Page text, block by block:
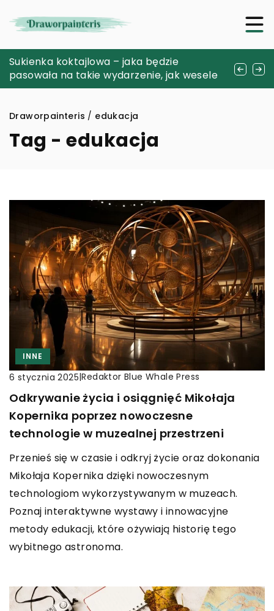
Jak wybrać odpowiedni sprzęt wędkarski:
Kluczowe czynniki do rozważenia
Sukienka koktajlowa – jaka będzie
pasowała na takie wydarzenie, jak wesele
Jak naturalne eliksiry mogą poprawić
kondycję włosów
Draworpainteris / edukacja
Tag - edukacja
INNE
6 stycznia 2025|Redaktor Blue Whale Press
Odkrywanie życia i osiągnięć Mikołaja
Kopernika poprzez nowoczesne
technologie w muzealnej przestrzeni
Przenieś się w czasie i odkryj życie oraz dokonania
Mikołaja Kopernika dzięki nowoczesnym
technologiom wykorzystywanym w muzeach.
Poznaj interaktywne wystawy i innowacyjne
metody edukacji, które ożywiają historię tego
wybitnego astronoma.